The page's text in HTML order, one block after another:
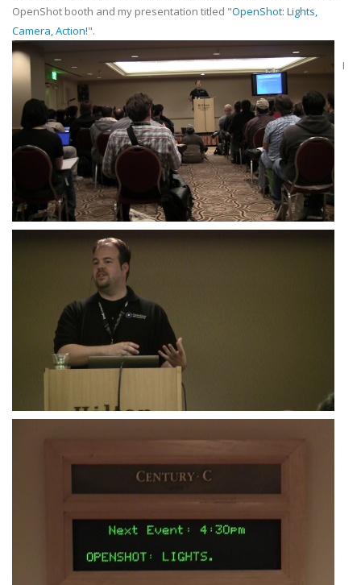
OpenShot booth and my presentation titled "OpenShot: Lights,
Camera, Action!".
I